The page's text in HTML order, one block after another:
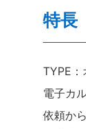
特長
TYPE：
電子カ
依頼か